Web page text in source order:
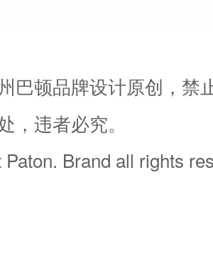
巴顿品牌设计原创，禁
，违者必究。
Paton. Brand all rights